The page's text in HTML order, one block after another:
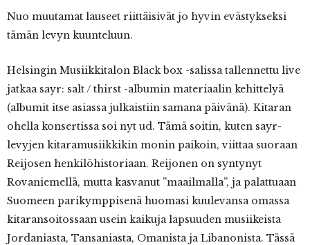
Nuo muutamat lauseet riittäisivät jo hyvin evästykseksi
tämän levyn kuunteluun.
Helsingin Musiikkitalon Black box -salissa tallennettu live
jatkaa sayr: salt / thirst -albumin materiaalin kehittelyä
(albumit itse asiassa julkaistiin samana päivänä). Kitaran
ohella konsertissa soi nyt ud. Tämä soitin, kuten sayr-
levyjen kitaramusiikkikin monin paikoin, viittaa suoraan
Reijosen henkilöhistoriaan. Reijonen on syntynyt
Rovaniemellä, mutta kasvanut ”maailmalla”, ja palattuaan
Suomeen parikymppisenä huomasi kuulevansa omassa
kitaransoitossaan usein kaikuja lapsuuden musiikeista
Jordaniasta, Tansaniasta, Omanista ja Libanonista. Tässä